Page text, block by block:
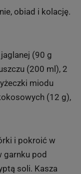
obiad i kolację.
jaglanej (90 g
(200 ml), 2
miodu
(12 g),
i pokroić w
garnku pod
soli. Kasza